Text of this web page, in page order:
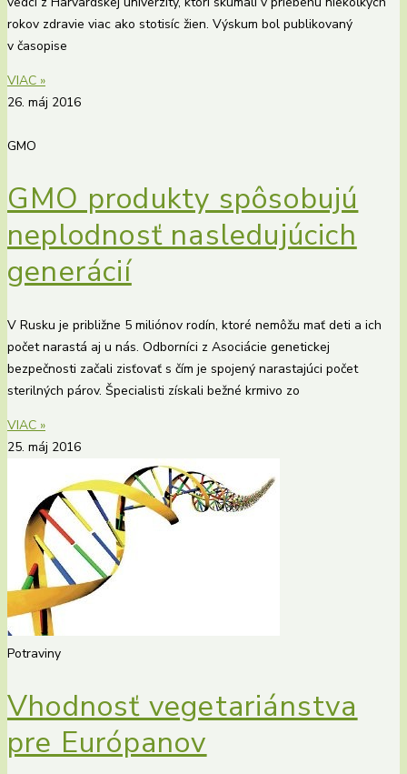
rokov zdravie viac ako stotisíc žien. Výskum bol publikovaný
v časopise
VIAC »
26. máj 2016
GMO
GMO produkty spôsobujú
neplodnosť nasledujúcich
generácií
V Rusku je približne 5 miliónov rodín, ktoré nemôžu mať deti a ich
počet narastá aj u nás. Odborníci z Asociácie genetickej
bezpečnosti začali zisťovať s čím je spojený narastajúci počet
sterilných párov. Špecialisti získali bežné krmivo zo
VIAC »
25. máj 2016
Potraviny
Vhodnosť vegetariánstva
pre Európanov